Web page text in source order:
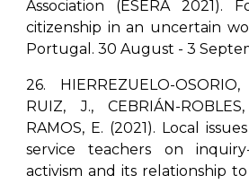
Association (ESERA 2021).
citizenship in an uncertain
Portugal. 30 August - 3
26. HIERREZUELO-
RUIZ, J., CEBRIÁN-
RAMOS, E. (2021). Local
service teachers on
activism and its relationship to